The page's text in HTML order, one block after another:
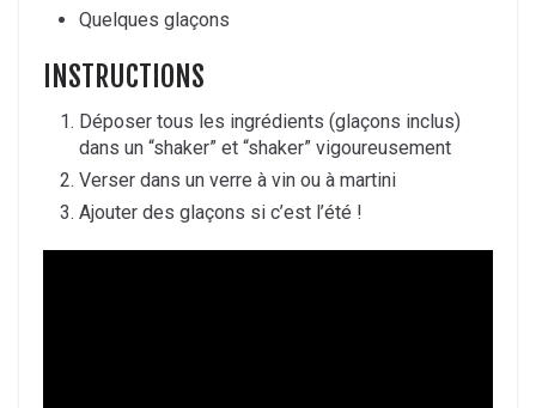
Quelques glaçons
INSTRUCTIONS
Déposer tous les ingrédients (glaçons inclus)
dans un “shaker” et “shaker” vigoureusement
Verser dans un verre à vin ou à martini
Ajouter des glaçons si c’est l’été !